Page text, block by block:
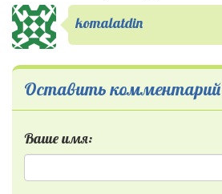
komalatdin
Оставить комментарий
Ваше имя: